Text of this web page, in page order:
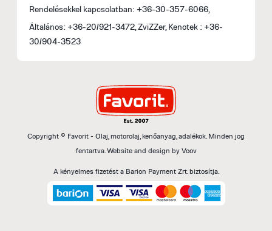
Rendelésekkel kapcsolatban: +36-30-357-6066,
Általános: +36-20/921-3472, ZviZZer, Kenotek : +36-
30/904-3523
Copyright © Favorit - Olaj, motorolaj, kenőanyag, adalékok. Minden jog
fentartva.Website and design by Voov
A kényelmes fizetést a Barion Payment Zrt. biztosítja.